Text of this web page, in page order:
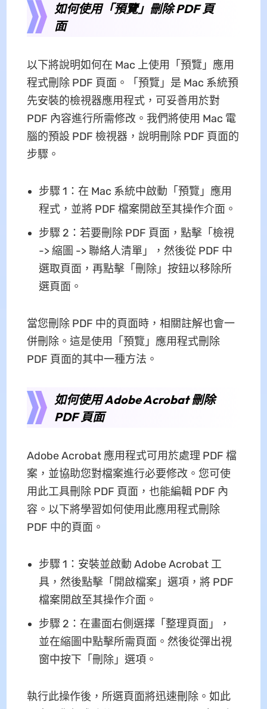
如何使用「預覽」刪除 PDF 頁
面
以下將說明如何在 Mac 上使用「預覽」應用
程式刪除 PDF 頁面。「預覽」是 Mac 系統預
先安裝的檢視器應用程式，可妥善用於對
PDF 內容進行所需修改。我們將使用 Mac 電
腦的預設 PDF 檢視器，說明刪除 PDF 頁面的
步驟。
步驟 1：在 Mac 系統中啟動「預覽」應用
程式，並將 PDF 檔案開啟至其操作介面。
步驟 2：若要刪除 PDF 頁面，點擊「檢視
-> 縮圖 -> 聯絡人清單」，然後從 PDF 中
選取頁面，再點擊「刪除」按鈕以移除所
選頁面。
當您刪除 PDF 中的頁面時，相關註解也會一
併刪除。這是使用「預覽」應用程式刪除
PDF 頁面的其中一種方法。
如何使用 Adobe Acrobat 刪除
PDF 頁面
Adobe Acrobat 應用程式可用於處理 PDF 檔
案，並協助您對檔案進行必要修改。您可使
用此工具刪除 PDF 頁面，也能編輯 PDF 內
容。以下將學習如何使用此應用程式刪除
PDF 中的頁面。
步驟 1：安裝並啟動 Adobe Acrobat 工
具，然後點擊「開啟檔案」選項，將 PDF
檔案開啟至其操作介面。
步驟 2：在畫面右側選擇「整理頁面」，
並在縮圖中點擊所需頁面。然後從彈出視
窗中按下「刪除」選項。
執行此操作後，所選頁面將迅速刪除。如此